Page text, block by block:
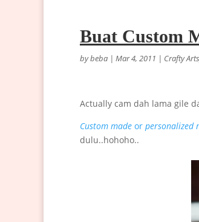
Buat Custom
bybeba | Mar 4, 2011 | Crafty
Actually cam dah lama gile
Custom made or personalized
dulu..hohoho..